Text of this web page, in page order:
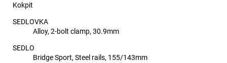
Kokpit
SEDLOVKA
Alloy, 2-bolt clamp, 30.9mm
SEDLO
Bridge Sport, Steel rails, 155/143mm